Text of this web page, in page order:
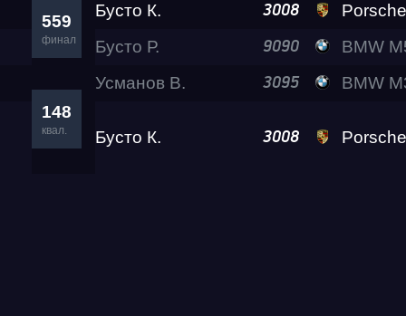
559
финал
Бусто К. 3008
Porsche 911 Turbo
Бусто Р.
9090 BMW M5
148
квал.
Усманов В. 3095 BMW M3
Бусто К. 3008 Porsche 911 Turbo